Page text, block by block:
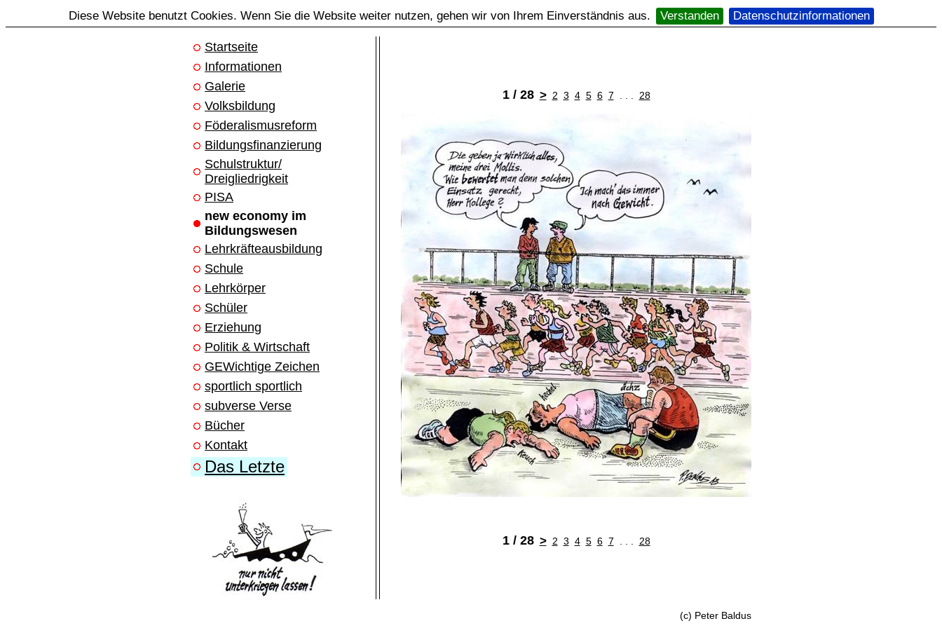
Diese Website benutzt Cookies. Wenn Sie die Website weiter nutzen, gehen wir von Ihrem Einverständnis aus. Verstanden Datenschutzinformationen
Startseite
Informationen
Galerie
Volksbildung
Föderalismusreform
Bildungsfinanzierung
Schulstruktur/
Dreigliedrigkeit
PISA
new economy im
Bildungswesen
Lehrkräfteausbildung
Schule
Lehrkörper
Schüler
Erziehung
Politik & Wirtschaft
GEWichtige Zeichen
sportlich sportlich
subverse Verse
Bücher
Kontakt
Das Letzte
1 / 28 > 2 3 4 5 6 7 28
1 / 28 > 2 3 4 5 6 7 28
(c) Peter Baldus